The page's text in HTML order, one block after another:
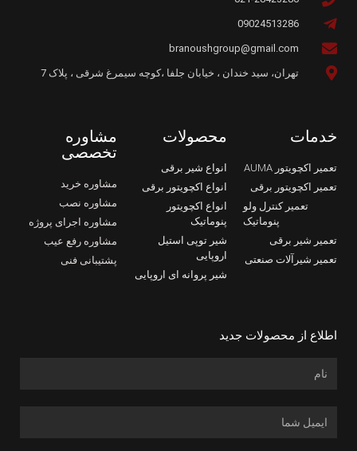
09024513286
branoushgroup@gmail.com
تهران، سید خندان ، خیابان جلفا ،کوچه سیمرغ شرقی ، پلاک 7
خدمات
تعمیر اکچویتور AUMA
تعمیر اکچویتور برقی
تعمیر کنترل ولو
پنوماتیک
تعمیر شیر برقی
تعمیر شیرآلات صنعتی
محصولات
انواع شیر برقی
انواع اکچویتور برقی
انواع اکچویتور
پنوماتیک
شیر توپی استیل
اروپایی
شیر پروانه ای اروپایی
مشاوره
تخصصی
مشاوره خرید
مشاوره نصب
مشاوره اجرای پروژه
مشاوره رفع عیب
پشتیبانی فنی
اطلاع از محصولات جدید